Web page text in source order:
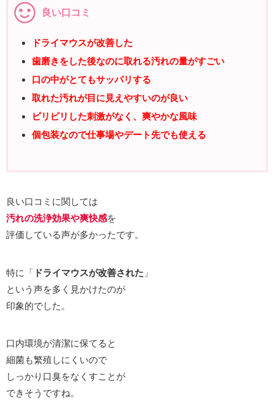
良い口コミ
ドライマウスが改善した
歯磨きをした後なのに取れる汚れの量がすごい
口の中がとてもサッパリする
取れた汚れが目に見えやすいのが良い
ピリピリした刺激がなく、爽やかな風味
個包装なので仕事場やデート先でも使える
良い口コミに関しては
汚れの洗浄効果や爽快感を
評価している声が多かったです。
特に「 ドライマウスが改善された 」
という声を多く見かけたのが
印象的でした。
口内環境が清潔に保てると
細菌も繁殖しにくいので
しっかり口臭をなくすことが
できそうですね。